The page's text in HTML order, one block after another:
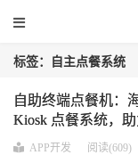
标签：自主点餐系统
自助终端点餐机：
Kiosk 点餐系统，
体验
APP开发 阅读(609)